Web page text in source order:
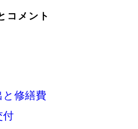
コメント
と修繕費
付